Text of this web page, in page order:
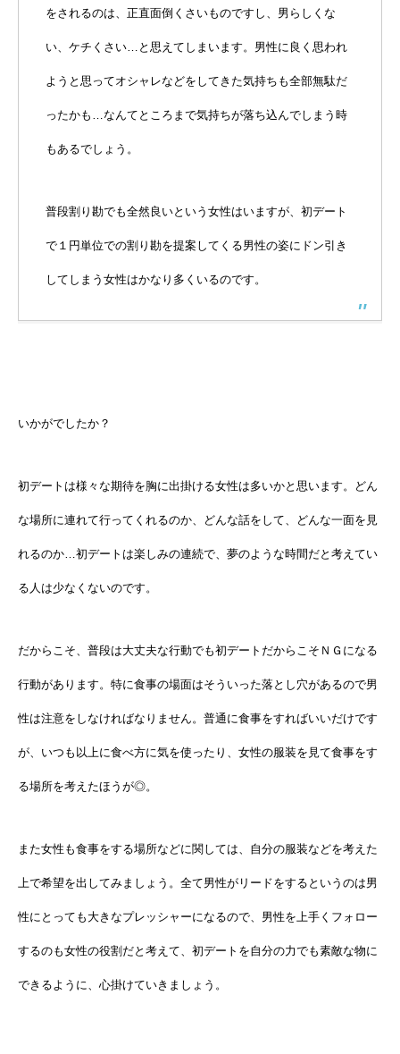
をされるのは、正直面倒くさいものですし、男らしくな
い、ケチくさい…と思えてしまいます。男性に良く思われ
ようと思ってオシャレなどをしてきた気持ちも全部無駄だ
ったかも…なんてところまで気持ちが落ち込んでしまう時
もあるでしょう。
普段割り勘でも全然良いという女性はいますが、初デート
で１円単位での割り勘を提案してくる男性の姿にドン引き
してしまう女性はかなり多くいるのです。
いかがでしたか？
初デートは様々な期待を胸に出掛ける女性は多いかと思います。どん
な場所に連れて行ってくれるのか、どんな話をして、どんな一面を見
れるのか…初デートは楽しみの連続で、夢のような時間だと考えてい
る人は少なくないのです。
だからこそ、普段は大丈夫な行動でも初デートだからこそＮＧになる
行動があります。特に食事の場面はそういった落とし穴があるので男
性は注意をしなければなりません。普通に食事をすればいいだけです
が、いつも以上に食べ方に気を使ったり、女性の服装を見て食事をす
る場所を考えたほうが◎。
また女性も食事をする場所などに関しては、自分の服装などを考えた
上で希望を出してみましょう。全て男性がリードをするというのは男
性にとっても大きなプレッシャーになるので、男性を上手くフォロー
するのも女性の役割だと考えて、初デートを自分の力でも素敵な物に
できるように、心掛けていきましょう。